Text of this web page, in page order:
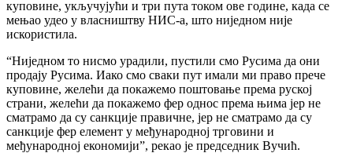
куповине, укључујући и три пута током ове године, када се
мењао удео у власништву НИС-а, што ниједном није
искористила.
“Ниједном то нисмо урадили, пустили смо Русима да они
продају Русима. Иако смо сваки пут имали ми право прече
куповине, желећи да покажемо поштовање према руској
страни, желећи да покажемо фер однос према њима јер не
сматрамо да су санкције правичне, јер не сматрамо да су
санкције фер елемент у међународној трговини и
међународној економији”, рекао је председник Вучић.